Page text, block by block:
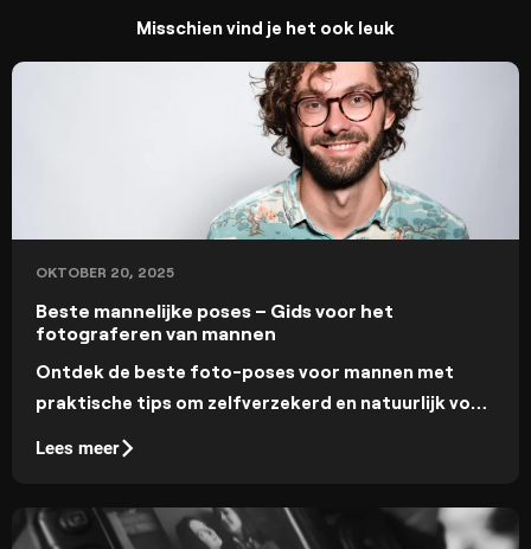
Misschien vind je het ook leuk
OKTOBER 20, 2025
Beste mannelijke poses – Gids voor het
fotograferen van mannen
Ontdek de beste foto-poses voor mannen met
praktische tips om zelfverzekerd en natuurlijk voor
plant en flatterende hoeken vindt.
Lees meer